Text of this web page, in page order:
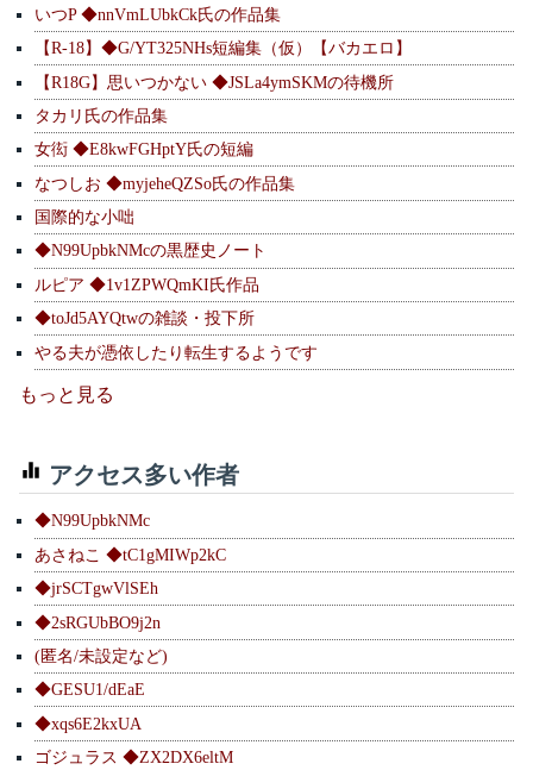
いつP ◆nnVmLUbkCk氏の作品集
【R-18】◆G/YT325NHs短編集（仮）【バカエロ】
【R18G】思いつかない ◆JSLa4ymSKMの待機所
タカリ氏の作品集
女衒 ◆E8kwFGHptY氏の短編
なつしお ◆myjeheQZSo氏の作品集
国際的な小咄
◆N99UpbkNMcの黒歴史ノート
ルピア ◆1v1ZPWQmKI氏作品
◆toJd5AYQtwの雑談・投下所
やる夫が憑依したり転生するようです
もっと見る
アクセス多い作者
◆N99UpbkNMc
あさねこ ◆tC1gMIWp2kC
◆jrSCTgwVlSEh
◆2sRGUbBO9j2n
(匿名/未設定など)
◆GESU1/dEaE
◆xqs6E2kxUA
ゴジュラス ◆ZX2DX6eltM